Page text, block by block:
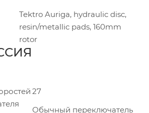
Tektro Auriga, hydraulic disc,
resin/metallic pads, 160mm
rotor
27
Обычный переключатель